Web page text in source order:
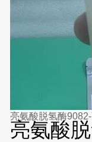
亮氨酸脱氢酶
亮氨酸